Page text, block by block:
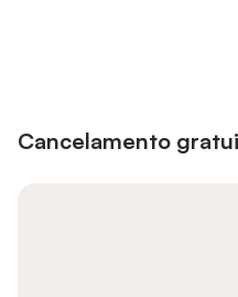
Cancelamento